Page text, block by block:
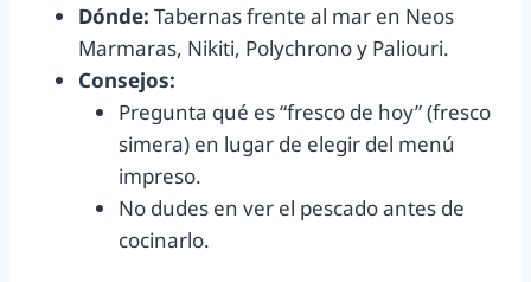
Dónde: Tabernas frente al mar en Neos
Marmaras, Nikiti, Polychrono y Paliouri.
Consejos:
Pregunta qué es “fresco de hoy” (fresco
simera) en lugar de elegir del menú
impreso.
No dudes en ver el pescado antes de
cocinarlo.